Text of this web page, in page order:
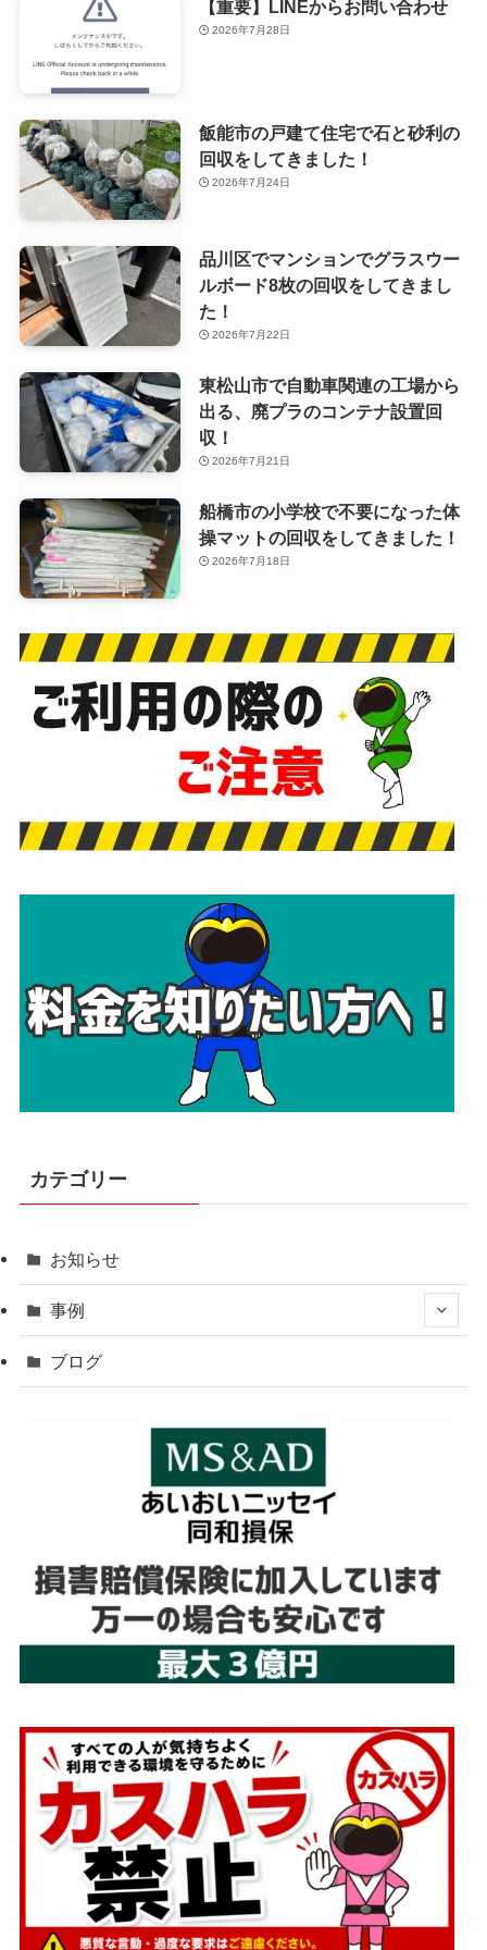
【重要】LINEからお問い合わせ
2026年7月28日
飯能市の戸建て住宅で石と砂利の
回収をしてきました！
2026年7月24日
品川区でマンションでグラスウー
ルボード8枚の回収をしてきまし
た！
2026年7月22日
東松山市で自動車関連の工場から
出る、廃プラのコンテナ設置回
収！
2026年7月21日
船橋市の小学校で不要になった体
操マットの回収をしてきました！
2026年7月18日
カテゴリー
お知らせ
事例
ブログ